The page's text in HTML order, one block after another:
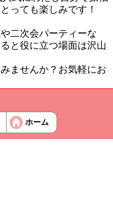
っても楽しみです！
二次会パーティーな
と役に立つ場面は沢山
ませんか？お気軽にお
ホーム